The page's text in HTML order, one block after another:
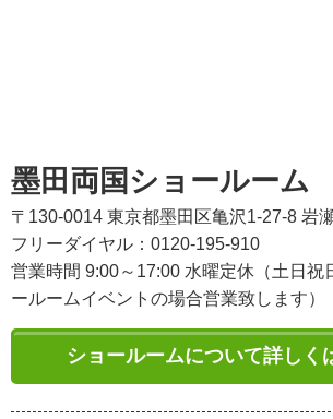
墨田両国ショールーム
〒130-0014 東京都墨田区亀沢1-27-8 岩
フリーダイヤル：0120-195-910
営業時間 9:00～17:00 水曜定休（土日
ールームイベントの場合営業致します）
ショールームについて詳しく